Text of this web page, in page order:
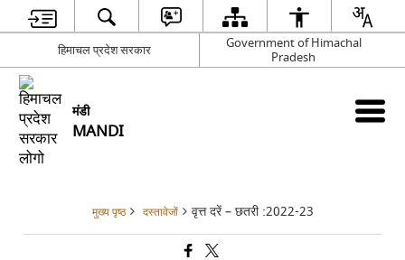
हिमाचल प्रदेश सरकार
Government of Himachal
Pradesh
मंडी
MANDI
मुख्य पृष्ठ दस्तावेजों वृत्त दरें – छतरी :2022-23